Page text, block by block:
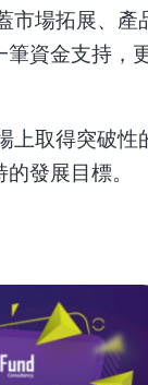
市場拓展、產
筆資金支持，
上取得突破性
發展目標。